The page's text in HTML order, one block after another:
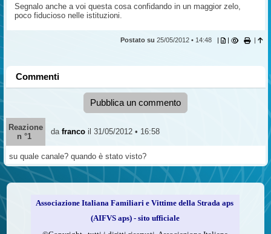
Segnalo anche a voi questa cosa confidando in un maggior zelo,
poco fiducioso nelle istituzioni.
Postato su 25/05/2012 • 14:48 | | |
Commenti
Pubblica un commento
Reazione
n °1
da franco il 31/05/2012 • 16:58
su quale canale? quando è stato visto?
Associazione Italiana Familiari e Vittime della Strada aps
(AIFVS aps) - sito ufficiale